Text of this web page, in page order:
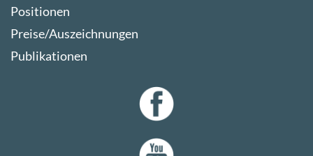
Positionen
Preise/Auszeichnungen
Publikationen